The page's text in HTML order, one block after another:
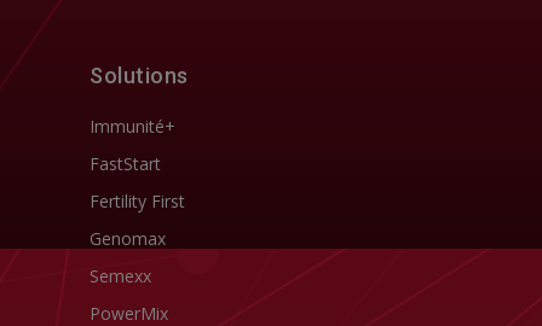
Solutions
Immunité+
FastStart
Fertility First
Genomax
Semexx
PowerMix